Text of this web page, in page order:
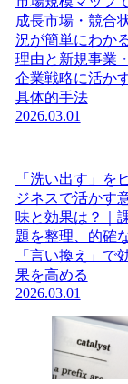
成長市場・競合
況が簡単にわか
理由と新規事業・
企業戦略に活か
具体的手法
2026.03.01
「洗い出す」を
ジネスで活かす
味と効果は？｜
題を整理、的確
「言い換え」で
果を高める
2026.03.01